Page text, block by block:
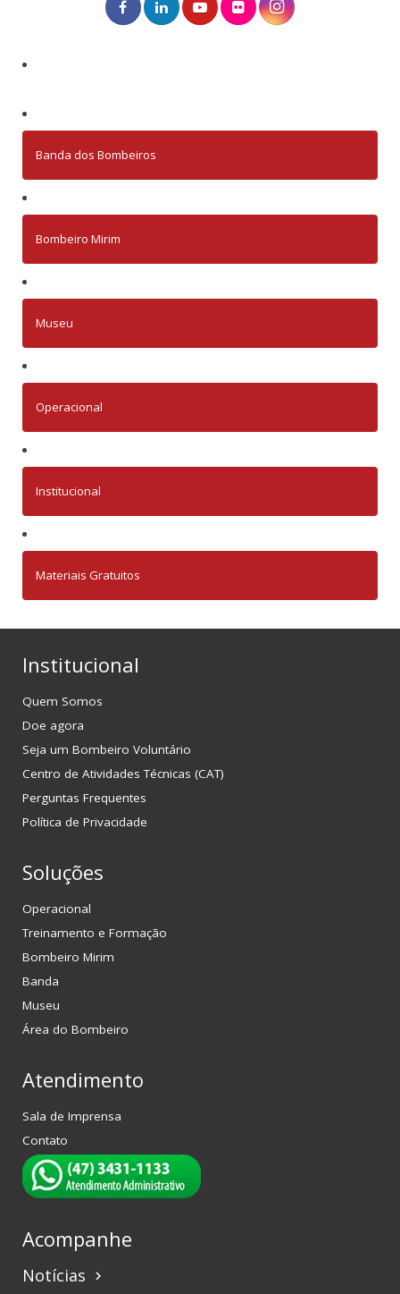
Banda dos Bombeiros
Bombeiro Mirim
Museu
Operacional
Institucional
Materiais Gratuitos
Institucional
Quem Somos
Doe agora
Seja um Bombeiro Voluntário
Centro de Atividades Técnicas (CAT)
Perguntas Frequentes
Política de Privacidade
Soluções
Operacional
Treinamento e Formação
Bombeiro Mirim
Banda
Museu
Área do Bombeiro
Atendimento
Sala de Imprensa
Contato
Acompanhe
Notícias keyboard_arrow_right